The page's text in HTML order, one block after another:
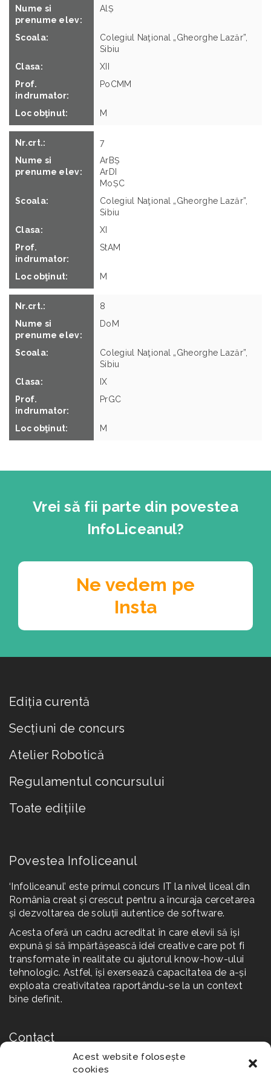
Acest website folosește
cookies
AlȘ
Colegiul Naţional „Gheorghe Lazăr”,
Sibiu
XII
PoCMM
M
7
ArBȘ
ArDI
MoȘC
Colegiul Naţional „Gheorghe Lazăr”,
Sibiu
XI
StAM
M
8
DoM
Colegiul Naţional „Gheorghe Lazăr”,
Sibiu
IX
PrGC
M
VuDS
M
IX
45
M
BoAE
Colegiul National "Octavian Goga"
Sibiu
IX
Joc de noroc
Operatori
PIME
Colegiul Agricol "DANIIL POPOVICI
BARCIANU" Sibiu
X
IGB
M
Compostor
Gene
Vrei să fii parte din povestea
InfoLiceanul?
Ne vedem pe
Insta
Ediția curentă
Secțiuni de concurs
Atelier Robotică
Regulamentul concursului
Toate edițiile
Povestea Infoliceanul
‘Infoliceanul’ este primul concurs IT la nivel liceal din
România creat și crescut pentru a încuraja cercetarea
și dezvoltarea de soluții autentice de software.
Acesta oferă un cadru acreditat în care elevii să își
expună și să împărtășească idei creative care pot fi
transformate în realitate cu ajutorul know-how-ului
tehnologic. Astfel, își exersează capacitatea de a-și
exploata creativitatea raportându-se la un context
bine definit.
Contact
Str. Reconstrucției Nr. 2A, 550129 Sibiu